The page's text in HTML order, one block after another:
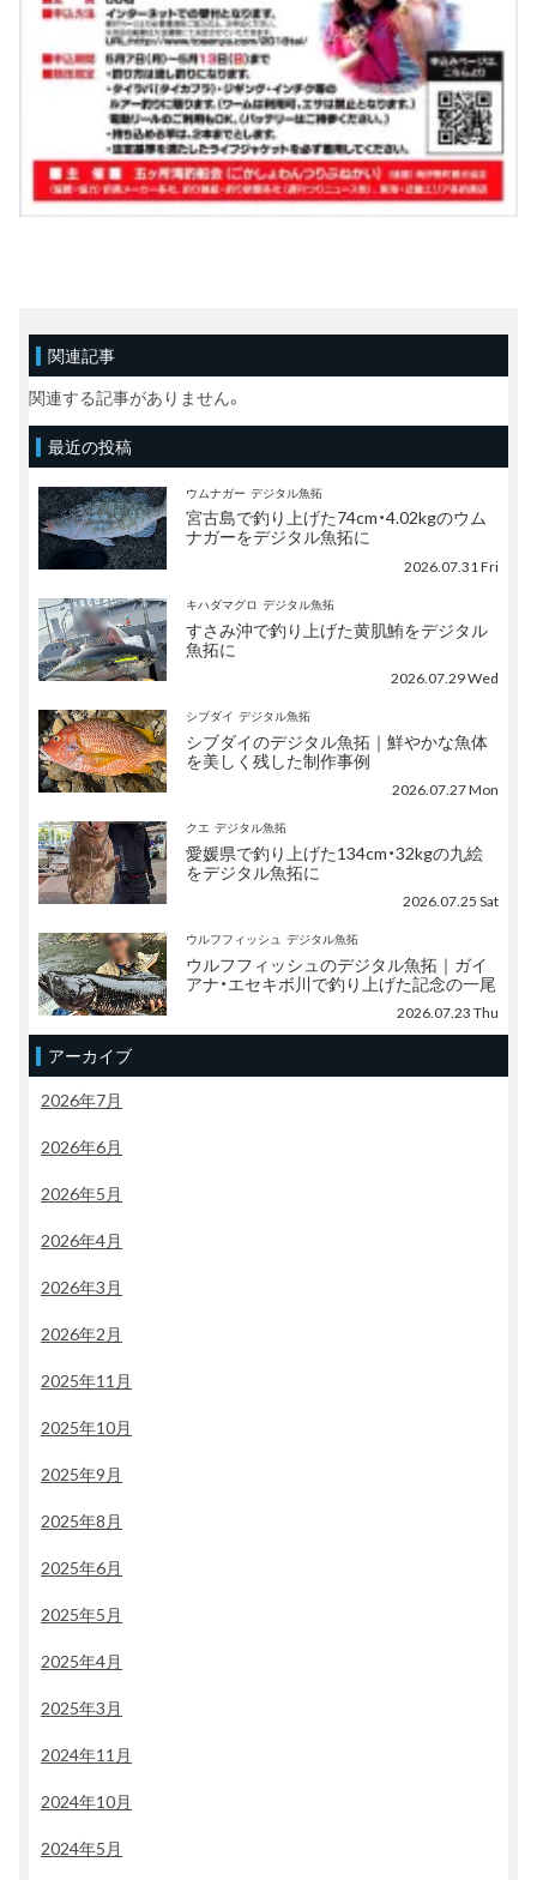
関連記事
関連する記事がありません。
最近の投稿
ウムナガー デジタル魚拓
宮古島で釣り上げた74cm・4.02kgのウム
ナガーをデジタル魚拓に
2026.07.31 Fri
キハダマグロ デジタル魚拓
すさみ沖で釣り上げた黄肌鮪をデジタル
魚拓に
2026.07.29 Wed
シブダイ デジタル魚拓
シブダイのデジタル魚拓｜鮮やかな魚体
を美しく残した制作事例
2026.07.27 Mon
クエ デジタル魚拓
愛媛県で釣り上げた134cm・32kgの九絵
をデジタル魚拓に
2026.07.25 Sat
ウルフフィッシュ デジタル魚拓
ウルフフィッシュのデジタル魚拓｜ガイ
アナ・エセキボ川で釣り上げた記念の一尾
2026.07.23 Thu
アーカイブ
2026年7月
2026年6月
2026年5月
2026年4月
2026年3月
2026年2月
2025年11月
2025年10月
2025年9月
2025年8月
2025年6月
2025年5月
2025年4月
2025年3月
2024年11月
2024年10月
2024年5月